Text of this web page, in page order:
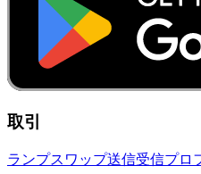
取引
ランプスワップ送信受信プロ